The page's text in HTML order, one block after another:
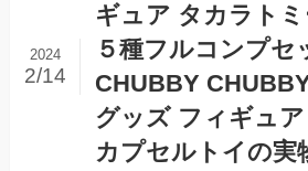
ギュア タカラト
５種フルコンプセ
CHUBBY
グッズ フィギュ
カプセルトイの実
2024
2/14